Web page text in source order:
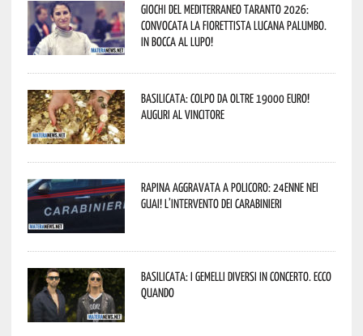
Giochi del Mediterraneo Taranto 2026:
convocata la fiorettista lucana Palumbo.
In bocca al lupo!
Basilicata: colpo da oltre 19000 Euro!
Auguri al vincitore
Rapina aggravata a Policoro: 24enne nei
guai! L’intervento dei Carabinieri
Basilicata: i Gemelli DiVersi in concerto. Ecco
quando